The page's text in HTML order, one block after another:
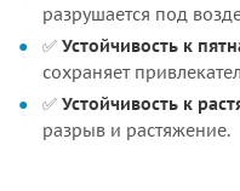
разрушается под
✅ Устойчивость к
сохраняет
✅ Устойчивость к
разрыв и растяжение.